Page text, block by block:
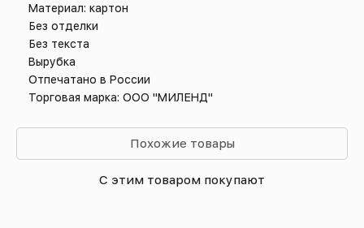
Материал: картон
Без отделки
Без текста
Вырубка
Отпечатано в России
Торговая марка: ООО "МИЛЕНД"
Похожие товары
С этим товаром покупают